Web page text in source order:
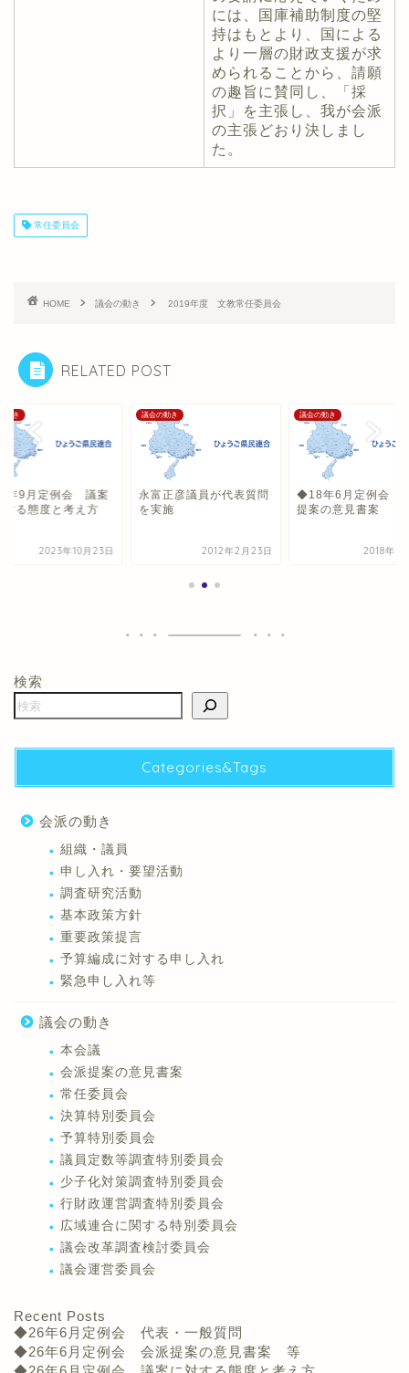
には、国庫補助制度の堅
持はもとより、国による
より一層の財政支援が求
められることから、請願
の趣旨に賛同し、「採
択」を主張し、我が会派
の主張どおり決しまし
た。
常任委員会
HOME 議会の動き 2019年度 文教常任委員会
RELATED POST
動き
年9月定例会 議案
する態度と考え方
2023年10月23日
議会の動き
永富正彦議員が代表質問
を実施
2012年2月23日
議会の動き
◆18年6月定例会
提案の意見書案
2018年6
検索
Categories&Tags
会派の動き
組織・議員
申し入れ・要望活動
調査研究活動
基本政策方針
重要政策提言
予算編成に対する申し入れ
緊急申し入れ等
議会の動き
本会議
会派提案の意見書案
常任委員会
決算特別委員会
予算特別委員会
議員定数等調査特別委員会
少子化対策調査特別委員会
行財政運営調査特別委員会
広域連合に関する特別委員会
議会改革調査検討委員会
議会運営委員会
Recent Posts
◆26年6月定例会 代表・一般質問
◆26年6月定例会 会派提案の意見書案 等